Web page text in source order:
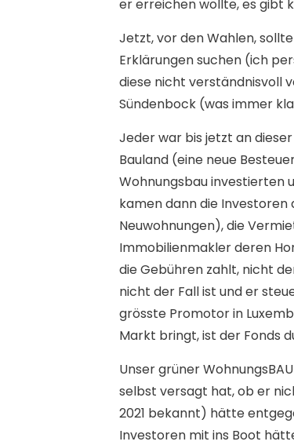
er erreichen wollte, es gibt
Jetzt, vor den Wahlen,
Erklärungen suchen (ich
diese nicht verständnisvoll
Sündenbock (was immer
Jeder war bis jetzt an
Bauland (eine neue
Wohnungsbau investierten
kamen dann die
Neuwohnungen), die
Immobilienmakler deren
die Gebühren zahlt, nicht
nicht der Fall ist und er
grösste Promotor in
Markt bringt, ist der Fonds
Unser grüner
selbst versagt hat, ob er
2021 bekannt) hätte
Investoren mit ins Boot